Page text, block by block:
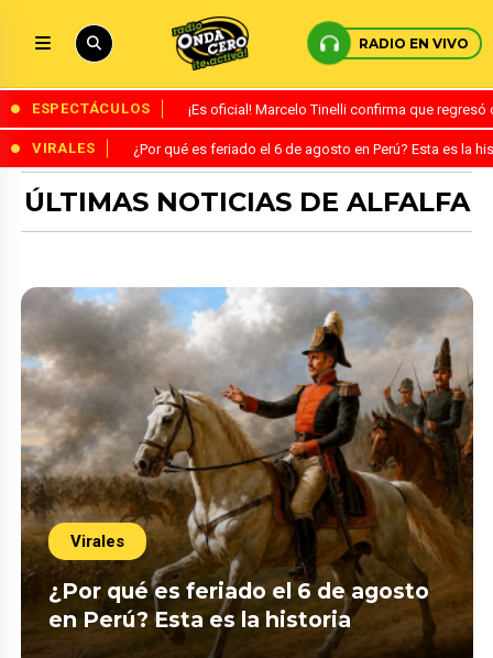
RADIO EN VIVO
ESPECTÁCULOS ¡Es oficial! Marcelo Tinelli confirma que
VIRALES ¿Por qué es feriado el 6 de agosto en Perú? Esta es la
ÚLTIMAS NOTICIAS DE ALFALFA
Virales
¿Por qué es feriado el 6 de agosto
en Perú? Esta es la historia